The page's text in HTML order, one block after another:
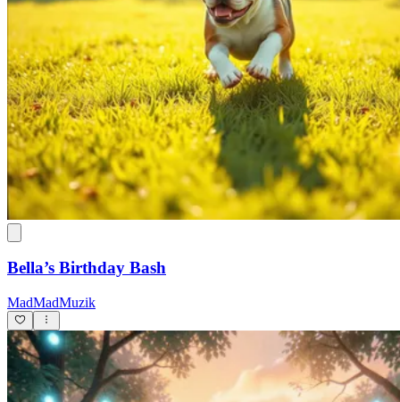
Bella’s Birthday Bash
MadMadMuzik